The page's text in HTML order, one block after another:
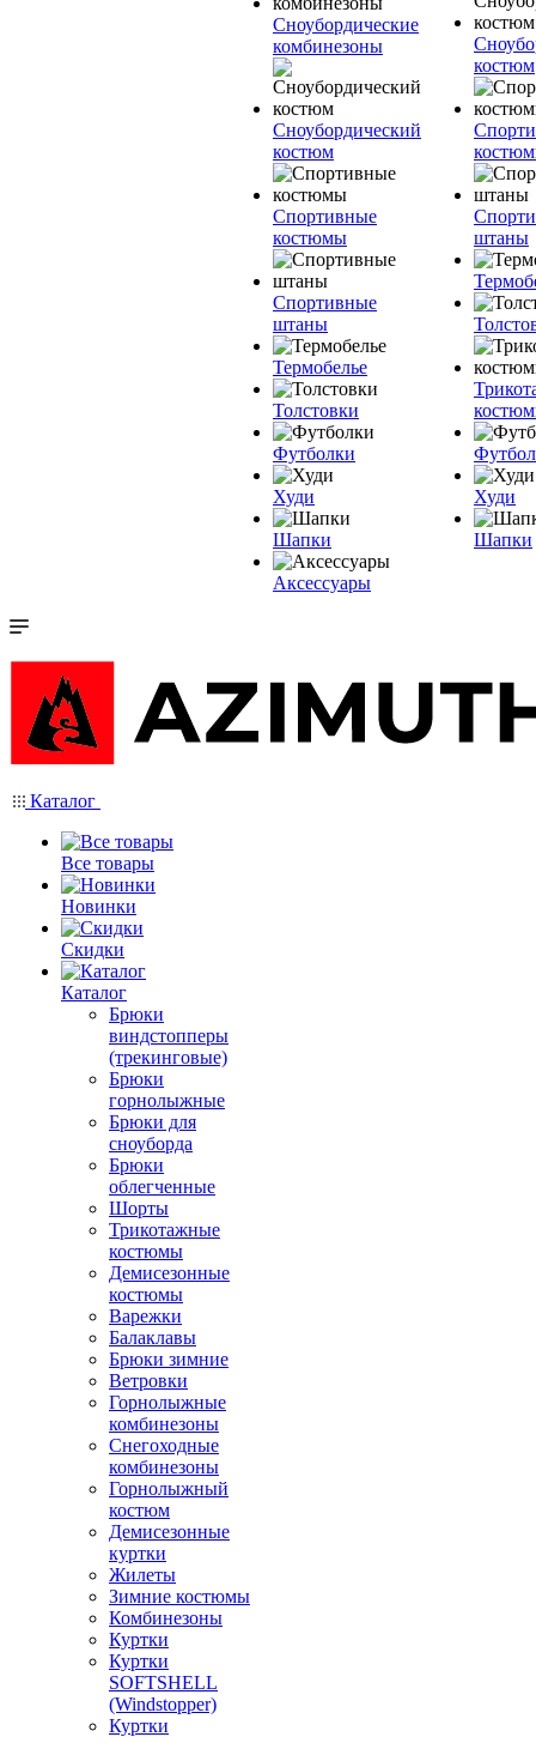
Сноубордические
комбинезоны
Сноубордический
костюм
Спортивные
костюмы
Спортивные
штаны
Термобелье
Толстовки
Футболки
Худи
Шапки
Аксессуары
костюм
штаны
Худи
Шапки
Каталог
Все товары
Новинки
Скидки
Каталог
Брюки
виндстопперы
(трекинговые)
Брюки
горнолыжные
Брюки для
сноуборда
Брюки
облегченные
Шорты
Трикотажные
костюмы
Демисезонные
костюмы
Варежки
Балаклавы
Брюки зимние
Ветровки
Горнолыжные
комбинезоны
Снегоходные
комбинезоны
Горнолыжный
костюм
Демисезонные
куртки
Жилеты
Зимние костюмы
Комбинезоны
Куртки
Куртки
SOFTSHELL
(Windstopper)
Куртки